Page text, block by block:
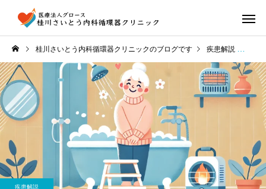
桂川さいとう内科循環器クリニックのブログです 疾患解説
疾患解説